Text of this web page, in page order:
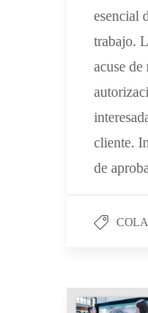
esencial
trabajo.
acuse de
cliente.
de